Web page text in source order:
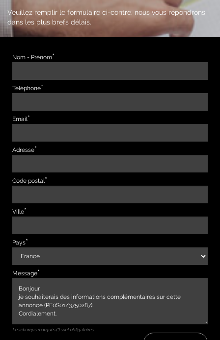
Veuillez remplir le formulaire ci-contre, nous vous répondrons
dans les plus brefs délais.
Nom - Prénom
Téléphone
Email
Adresse
Code postal
Ville
Pays
Message
Les champs marqués (*) sont obligatoires